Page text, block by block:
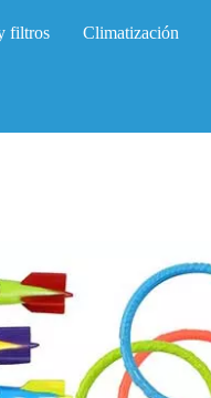
filtros Climatización